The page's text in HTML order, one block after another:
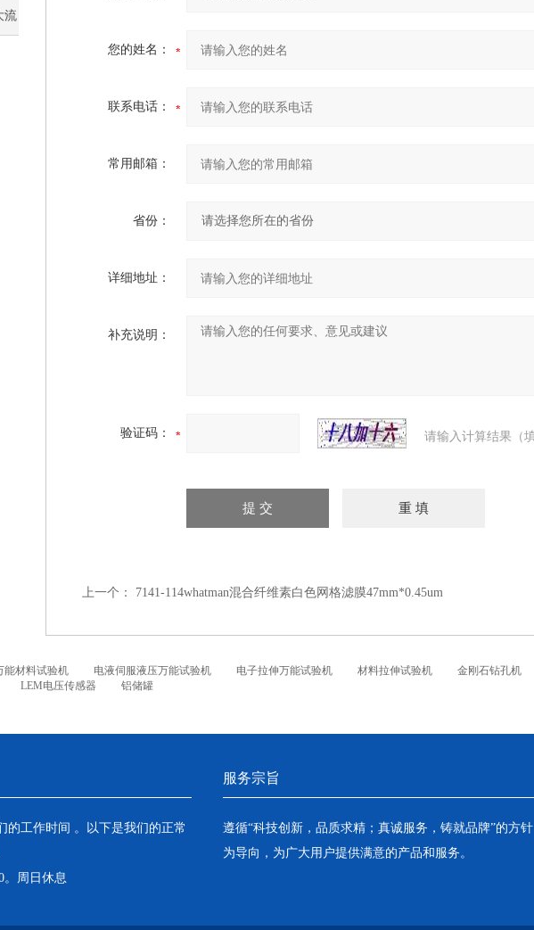
流
您的姓名：
联系电话：
常用邮箱：
省份：
详细地址：
补充说明：
验证码： 请输入计算结果（
上一个： 7141-114whatman混合纤维素白色网格滤膜47mm*0.45um
能材料试验机 电液伺服液压万能试验机 电子拉伸万能试验机 材料拉伸试验机 金刚石钻孔机
LEM电压传感器 铝储罐
的工作时间 。以下是我们的正常
。周日休息
服务宗旨
遵循“科技创新，品质求精；真诚服务，铸就品牌”的方
为导向，为广大用户提供满意的产品和服务。